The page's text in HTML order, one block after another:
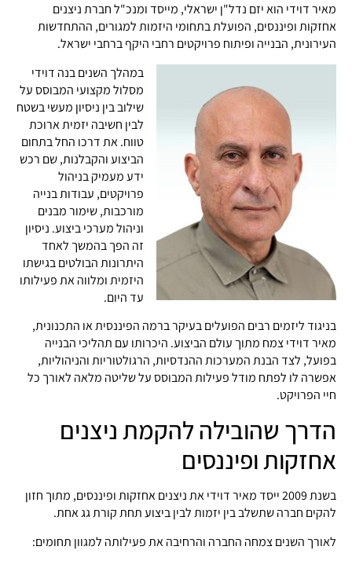
מאיר דוידי הוא יזם נדל"ן ישראלי, מייסד ומנכ"ל חברת ניצנים
אחזקות ופיננסים, הפועלת בתחומי היזמות למגורים, ההתחדשות
העירונית, הבנייה ופיתוח פרויקטים רחבי היקף ברחבי ישראל.
במהלך השנים בנה דוידי
מסלול מקצועי המבוסס על
שילוב בין ניסיון מעשי בשטח
לבין חשיבה יזמית ארוכת
טווח. את דרכו החל בתחום
הביצוע והקבלנות, שם רכש
ידע מעמיק בניהול
פרויקטים, עבודות בנייה
מורכבות, שימור מבנים
וניהול מערכי ביצוע. ניסיון
זה הפך בהמשך לאחד
היתרונות הבולטים בגישתו
היזמית ומלווה את פעילותו
עד היום.
בניגוד ליזמים רבים הפועלים בעיקר ברמה הפיננסית או התכנונית,
מאיר דוידי צמח מתוך עולם הביצוע. היכרותו עם תהליכי הבנייה
בפועל, לצד הבנת המערכות ההנדסיות, הרגולטוריות והניהוליות,
אפשרה לו לפתח מודל פעילות המבוסס על שליטה מלאה לאורך כל
חיי הפרויקט.
הדרך שהובילה להקמת ניצנים
אחזקות ופיננסים
בשנת 2009 ייסד מאיר דוידי את ניצנים אחזקות ופיננסים, מתוך חזון
להקים חברה שתשלב בין יזמות לבין ביצוע תחת קורת גג אחת.
לאורך השנים צמחה החברה והרחיבה את פעילותה למגוון תחומים: